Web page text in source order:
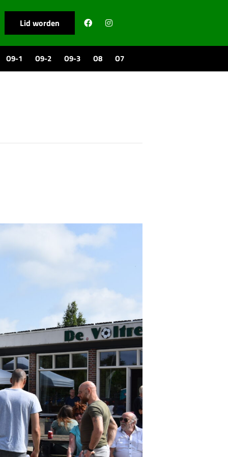
Lid worden
O9-1 O9-2 O9-3 O8 O7